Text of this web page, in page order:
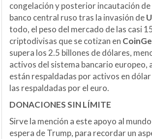
congelación y posterior incautación
banco central ruso tras la invasión de
todo, el peso del mercado de las casi
criptodivisas que se cotizan en
supera los 2.5 billones de dólares,
activos del sistema bancario europeo,
están respaldadas por activos en dólar
las respaldadas por el euro.
DONACIONES SIN LÍMITE
Sirve la mención a este apoyo al
espera de Trump, para recordar un